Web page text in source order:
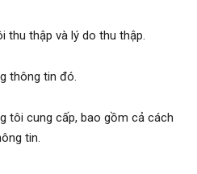
thu thập và lý do thu thập.
thông tin đó.
tôi cung cấp, bao gồm cả cách
tin.